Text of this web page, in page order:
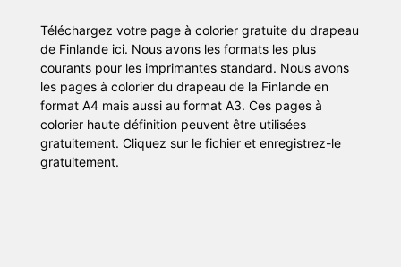
Téléchargez votre page à colorier gratuite du drapeau
de Finlande ici. Nous avons les formats les plus
courants pour les imprimantes standard. Nous avons
les pages à colorier du drapeau de la Finlande en
format A4 mais aussi au format A3. Ces pages à
colorier haute définition peuvent être utilisées
gratuitement. Cliquez sur le fichier et enregistrez-le
gratuitement.